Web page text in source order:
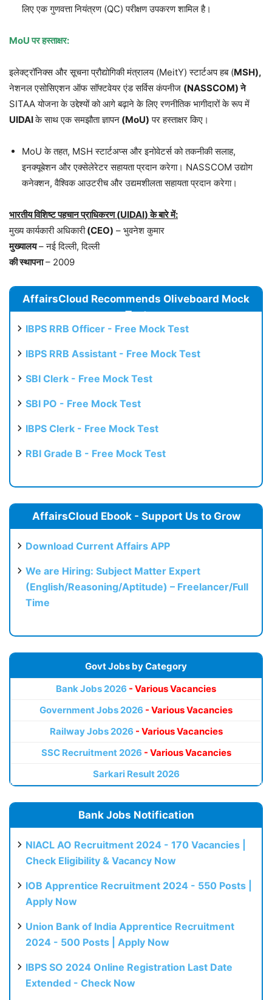
लिए एक गुणवत्ता नियंत्रण (QC) परीक्षण उपकरण शामिल है।
MoUपर हस्ताक्षर:
इलेक्ट्रॉनिक्स और सूचना प्रौद्योगिकी मंत्रालय (MeitY) स्टार्टअप हब (MSH),
नेशनल एसोसिएशन ऑफ सॉफ्टवेयर एंड सर्विस कंपनीज (NASSCOM) ने
SITAA योजना के उद्देश्यों को आगे बढ़ाने के लिए रणनीतिक भागीदारों के रूप में
UIDAIके साथ एक समझौता ज्ञापन (MoU) पर हस्ताक्षर किए।
MoU के तहत, MSH स्टार्टअप्स और इनोवेटर्स को तकनीकी सलाह,
इनक्यूबेशन और एक्सेलेरेटर सहायता प्रदान करेगा। NASSCOM उद्योग
कनेक्शन, वैश्विक आउटरीच और उद्यमशीलता सहायता प्रदान करेगा।
भारतीय विशिष्ट पहचान प्राधिकरण (UIDAI) के बारे में:
मुख्य कार्यकारी अधिकारी(CEO) – भुवनेश कुमार
मुख्यालय– नई दिल्ली, दिल्ली
की स्थापना– 2009
AffairsCloud Recommends Oliveboard Mock
Test
IBPS RRB Officer - Free Mock Test
IBPS RRB Assistant - Free Mock Test
SBI Clerk - Free Mock Test
SBI PO - Free Mock Test
IBPS Clerk - Free Mock Test
RBI Grade B - Free Mock Test
AffairsCloud Ebook - Support Us to Grow
Download Current Affairs APP
We are Hiring: Subject Matter Expert
(English/Reasoning/Aptitude) – Freelancer/Full
Time
Govt Jobs by Category
Bank Jobs 2026 - Various Vacancies
Government Jobs 2026 - Various Vacancies
Railway Jobs 2026 - Various Vacancies
SSC Recruitment 2026 - Various Vacancies
Sarkari Result 2026
Bank Jobs Notification
NIACL AO Recruitment 2024 - 170 Vacancies |
Check Eligibility & Vacancy Now
IOB Apprentice Recruitment 2024 - 550 Posts |
Apply Now
Union Bank of India Apprentice Recruitment
2024 - 500 Posts | Apply Now
IBPS SO 2024 Online Registration Last Date
Extended - Check Now